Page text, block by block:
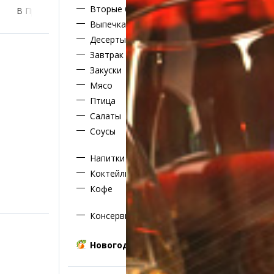
В Пришахтинске В Сортировке
Вторые блюда
Выпечка
Десерты
Завтрак
Закуски
Мясо
Птица
Салаты
Соусы
Напитки
Коктейли алкогольные
Кофе
Консервирование на зиму
Новогодние блюда